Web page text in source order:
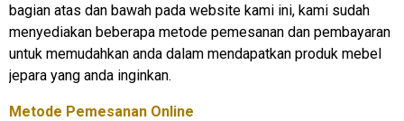
bagian atas dan bawah pada website kami ini, kami sudah
menyediakan beberapa metode pemesanan dan pembayaran
untuk memudahkan anda dalam mendapatkan produk mebel
jepara yang anda inginkan.
Metode Pemesanan Online